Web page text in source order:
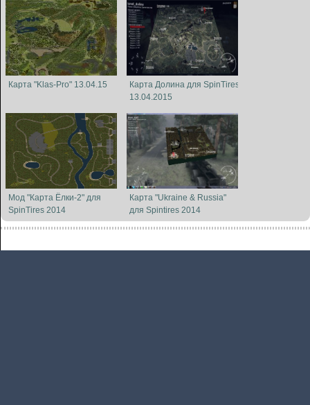
Карта "Klas-Pro" 13.04.15
Карта Долина для SpinTires
13.04.2015
Мод "Карта Ёлки-2" для
SpinTires 2014
Карта "Ukraine & Russia"
для Spintires 2014